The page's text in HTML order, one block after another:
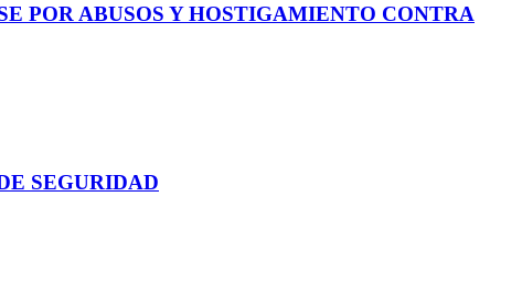
POR ABUSOS Y HOSTIGAMIENTO CONTRA
SEGURIDAD